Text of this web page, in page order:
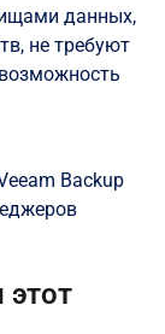
данных,
не требуют
Backup